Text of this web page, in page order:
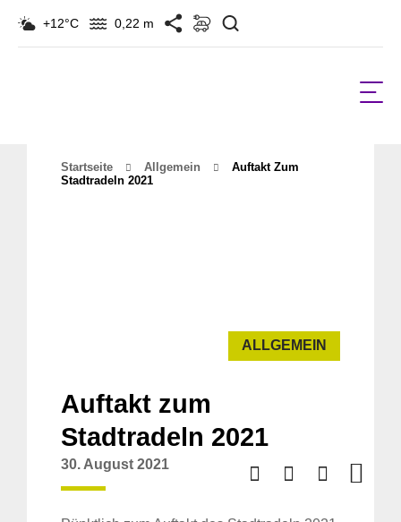
+12°C 0,22 m
Startseite Allgemein
Auftakt Zum
Stadtradeln 2021
ALLGEMEIN
Auftakt zum
Stadtradeln 2021
30. August 2021